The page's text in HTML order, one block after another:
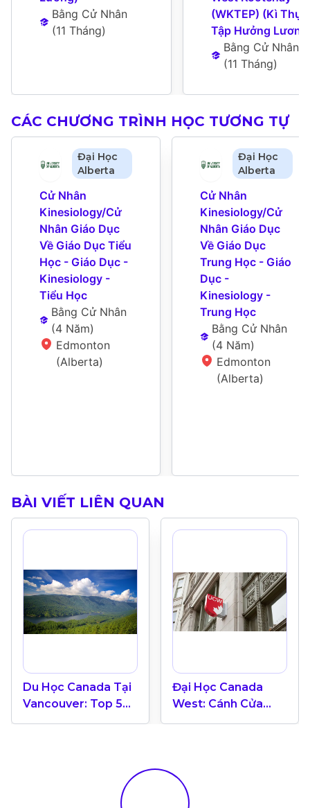
Bằng Cử Nhân
(11 Tháng)
(WKTEP) (Kì Thực
Tập Hưởng
Bằng Cử Nhân
(11 Tháng)
CÁC CHƯƠNG TRÌNH HỌC TƯƠNG TỰ
Đại Học
Alberta
Cử Nhân
Kinesiology/Cử
Nhân Giáo Dục
Về Giáo Dục Tiểu
Học - Giáo Dục -
Kinesiology -
Tiểu Học
Bằng Cử Nhân
(4 Năm)
Edmonton
(Alberta)
Đại Học
Alberta
Cử Nhân
Kinesiology/Cử
Nhân Giáo Dục
Về Giáo Dục
Trung Học - Giáo
Dục -
Kinesiology -
Trung Học
Bằng Cử Nhân
(4 Năm)
Edmonton
(Alberta)
BÀI VIẾT LIÊN QUAN
Du Học Canada Tại
Vancouver: Top 5
Thành Phố Đáng
Đại Học Canada
West: Cánh Cửa
Thành Công Trong
Vancouver